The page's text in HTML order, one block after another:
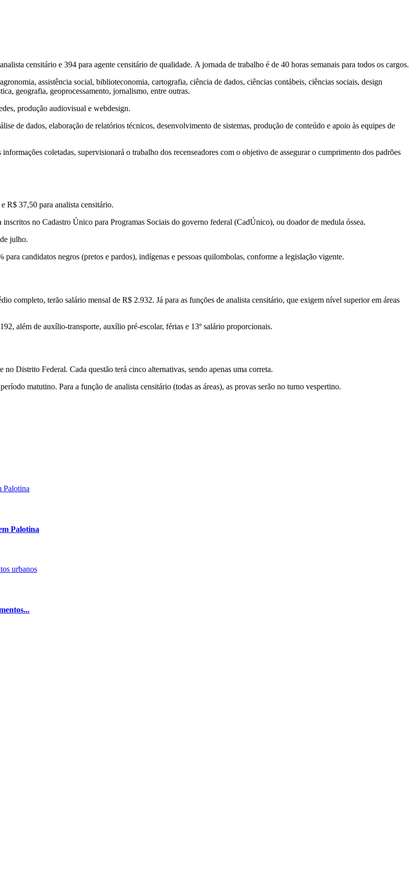
censitário e 394 para agente censitário de qualidade. A jornada de trabalho é de 40 horas semanais para todos os cargos.
assistência social, biblioteconomia, cartografia, ciência de dados, ciências contábeis, ciências sociais, design
geografia, geoprocessamento, jornalismo, entre outras.
produção audiovisual e webdesign.
de dados, elaboração de relatórios técnicos, desenvolvimento de sistemas, produção de conteúdo e apoio às equipes de
coletadas, supervisionará o trabalho dos recenseadores com o objetivo de assegurar o cumprimento dos padrões
R$ 37,50 para analista censitário.
no Cadastro Único para Programas Sociais do governo federal (CadÚnico), ou doador de medula óssea.
julho.
candidatos negros (pretos e pardos), indígenas e pessoas quilombolas, conforme a legislação vigente.
completo, terão salário mensal de R$ 2.932. Já para as funções de analista censitário, que exigem nível superior em áreas
além de auxílio-transporte, auxílio pré-escolar, férias e 13º salário proporcionais.
Distrito Federal. Cada questão terá cinco alternativas, sendo apenas uma correta.
matutino. Para a função de analista censitário (todas as áreas), as provas serão no turno vespertino.
Palotina